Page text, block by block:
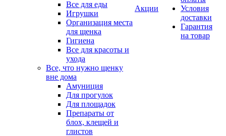
Все для еды
Игрушки
Организация места
для щенка
Гигиена
Все для красоты и
ухода
Все, что нужно щенку
вне дома
Амуниция
Для прогулок
Для площадок
Препараты от
блох, клещей и
глистов
Акции
Условия
доставки
Гарантия
на товар